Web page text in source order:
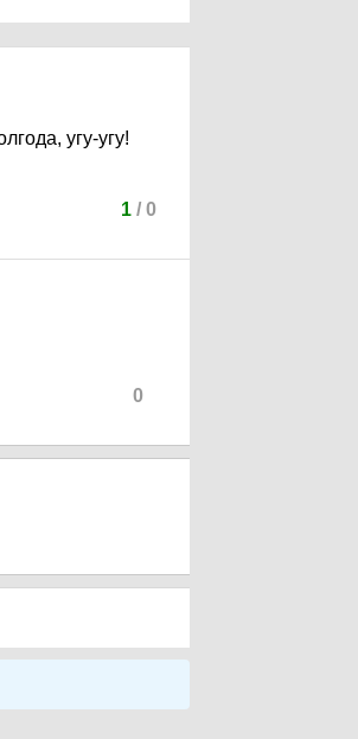
угу-угу!
1/ 0
0